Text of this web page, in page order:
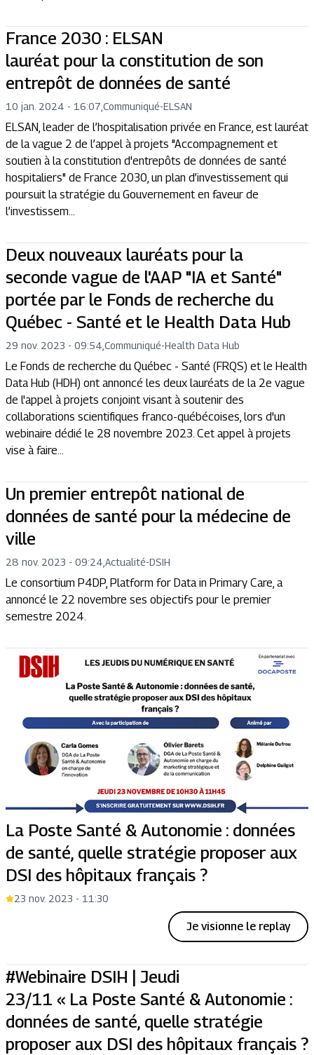
France 2030 : ELSAN
lauréat pour la constitution de son
entrepôt de données de santé
10 jan. 2024 - 16:07 Communiqué-ELSAN
ELSAN, leader de l’hospitalisation privée en France, est lauréat
de la vague 2 de l’appel à projets "Accompagnement et
soutien à la constitution d'entrepôts de données de santé
hospitaliers" de France 2030, un plan d’investissement qui
poursuit la stratégie du Gouvernement en faveur de
l’investissem...
Deux nouveaux lauréats pour la
seconde vague de l'AAP "IA et Santé"
portée par le Fonds de recherche du
Québec - Santé et le Health Data Hub
29 nov. 2023 - 09:54 Communiqué-Health Data Hub
Le Fonds de recherche du Québec - Santé (FRQS) et le Health
Data Hub (HDH) ont annoncé les deux lauréats de la 2e vague
de l'appel à projets conjoint visant à soutenir des
collaborations scientifiques franco-québécoises, lors d'un
webinaire dédié le 28 novembre 2023. Cet appel à projets
vise à faire...
Un premier entrepôt national de
données de santé pour la médecine de
ville
28 nov. 2023 - 09:24 Actualité-DSIH
Le consortium P4DP, Platform for Data in Primary Care, a
annoncé le 22 novembre ses objectifs pour le premier
semestre 2024.
La Poste Santé & Autonomie : données
de santé, quelle stratégie proposer aux
DSI des hôpitaux français ?
23 nov. 2023 - 11:30
Je visionne le replay
#Webinaire DSIH | Jeudi
23/11 « La Poste Santé & Autonomie :
données de santé, quelle stratégie
proposer aux DSI des hôpitaux français ?